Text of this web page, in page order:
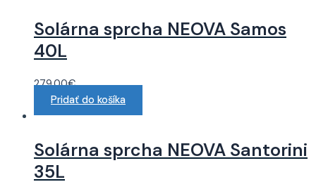
Solárna sprcha NEOVA Samos
40L
279.00€
Pridať do košíka
Solárna sprcha NEOVA Santorini
35L